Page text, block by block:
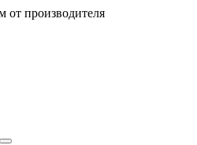
от производителя